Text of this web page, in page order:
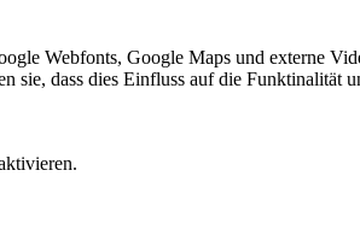
Webfonts, Google Maps und externe
sie, dass dies Einfluss auf die